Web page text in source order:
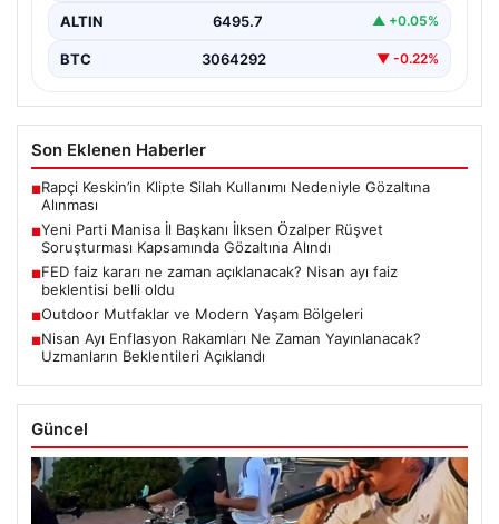
ALTIN 6495.7 ▲ +0.05%
BTC 3064292 ▼ -0.22%
Son Eklenen Haberler
■Rapçi Keskin’in Klipte Silah Kullanımı Nedeniyle Gözaltına
Alınması
■Yeni Parti Manisa İl Başkanı İlksen Özalper Rüşvet
Soruşturması Kapsamında Gözaltına Alındı
■FED faiz kararı ne zaman açıklanacak? Nisan ayı faiz
beklentisi belli oldu
■Outdoor Mutfaklar ve Modern Yaşam Bölgeleri
■Nisan Ayı Enflasyon Rakamları Ne Zaman Yayınlanacak?
Uzmanların Beklentileri Açıklandı
Güncel